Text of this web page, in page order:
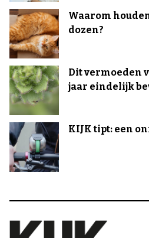
Waarom
dozen?
Dit vermoeden
jaar eindelijk
KIJK tipt: een